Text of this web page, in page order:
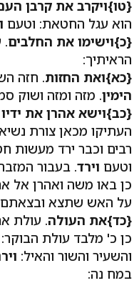
{טו}ויקרב את קרבן
הוא עגל החטאת: וטעם
{כ}וישימו את החלבים.
הראיתיך:
{כא}ואת החזות. חזה
הימין. מזה ומזה ושוק
{כב}וישא אהרן את
העתיקו מכאן צורת
רבים וכבר ירד מעשות
וטעם וירד. בעבור
כן באו משה ואהרן אל
על האש שתצא ובצאתם
{כד}את העולה. עולת
כן כ' מלבד עולת הבוקר:
והשעיר והשור והאיל:
במח נה: